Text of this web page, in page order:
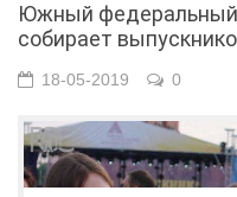
Среди
Около 150
Южный федеральный
собирает
18-05-2019 0